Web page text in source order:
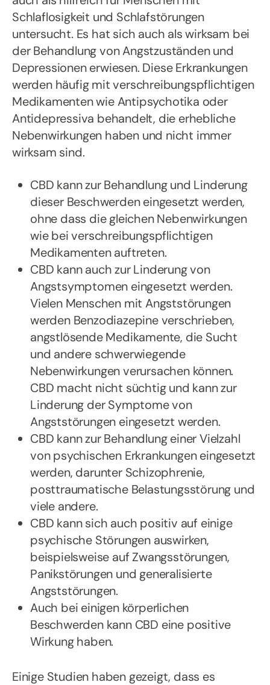
Schlaflosigkeit und Schlafstörungen
untersucht. Es hat sich auch als wirksam bei
der Behandlung von Angstzuständen und
Depressionen erwiesen. Diese Erkrankungen
werden häufig mit verschreibungspflichtigen
Medikamenten wie Antipsychotika oder
Antidepressiva behandelt, die erhebliche
Nebenwirkungen haben und nicht immer
wirksam sind.
CBD kann zur Behandlung und Linderung
dieser Beschwerden eingesetzt werden,
ohne dass die gleichen Nebenwirkungen
wie bei verschreibungspflichtigen
Medikamenten auftreten.
CBD kann auch zur Linderung von
Angstsymptomen eingesetzt werden.
Vielen Menschen mit Angststörungen
werden Benzodiazepine verschrieben,
angstlösende Medikamente, die Sucht
und andere schwerwiegende
Nebenwirkungen verursachen können.
CBD macht nicht süchtig und kann zur
Linderung der Symptome von
Angststörungen eingesetzt werden.
CBD kann zur Behandlung einer Vielzahl
von psychischen Erkrankungen eingesetzt
werden, darunter Schizophrenie,
posttraumatische Belastungsstörung und
viele andere.
CBD kann sich auch positiv auf einige
psychische Störungen auswirken,
beispielsweise auf Zwangsstörungen,
Panikstörungen und generalisierte
Angststörungen.
Auch bei einigen körperlichen
Beschwerden kann CBD eine positive
Wirkung haben.
Einige Studien haben gezeigt, dass es